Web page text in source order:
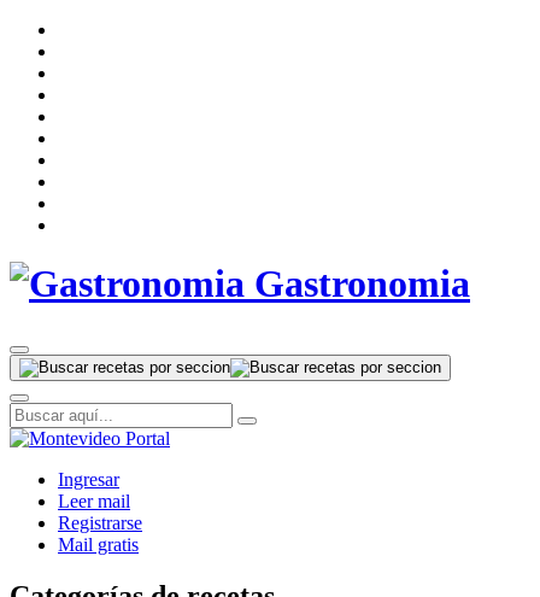
Gastronomia
Ingresar
Leer mail
Registrarse
Mail gratis